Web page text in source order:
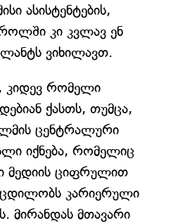
ასისტენტების,
კი კვლავ ენ
ვიხილავთ.
კიდევ რომელი
ქასთს, თუმცა,
ცენტრალური
იქნება, რომელიც
მედიის ციფრულით
ცდილობს კარიერული
მირანდას მთავარი